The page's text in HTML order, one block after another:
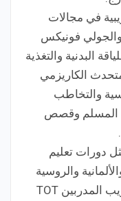
في مجالات
فونيكس
البدنية والتغذية
الكاريزمي
والتخاطب
المسلم وقصص
دورات تعليم
والروسية
والصينية والإيطالية ودورة تدريب المدربين TOT